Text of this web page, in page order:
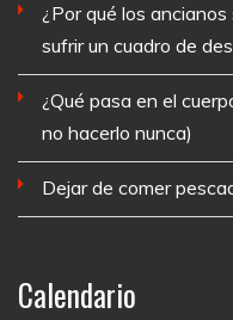
¿Por qué los
sufrir un cuadro de
¿Qué pasa en el
no hacerlo nunca)
Dejar de comer
Calendario